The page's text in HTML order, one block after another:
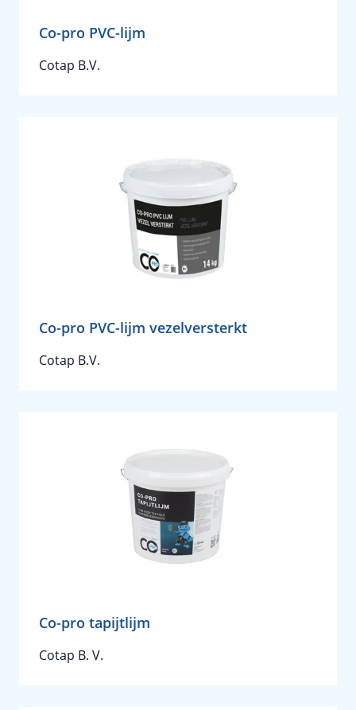
Co-pro PVC-lijm
Cotap B.V.
Co-pro PVC-lijm vezelversterkt
Cotap B.V.
Co-pro tapijtlijm
Cotap B. V.